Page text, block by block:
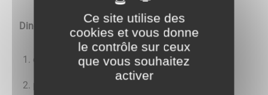
Diner : 3 ou 4 composantes :
entrée (facultatif)
plat complet
Ce site utilise des
cookies et vous donne
le contrôle sur ceux
que vous souhaitez
activer